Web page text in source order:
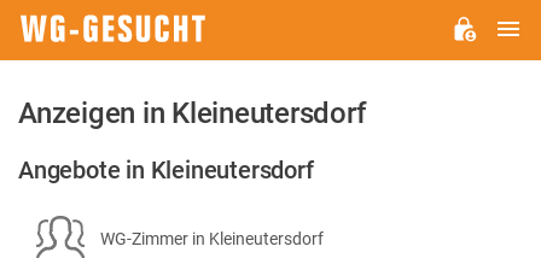
Anzeigen in Kleineutersdorf
Angebote in Kleineutersdorf
WG-Zimmer in Kleineutersdorf